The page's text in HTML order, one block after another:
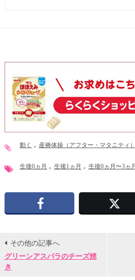
動く 産褥体操（アフター・マタニティ）
生後0ヵ月 生後1ヵ月 生後0ヵ月〜3ヵ月
その他の記事へ
グリーンアスパラのチーズ焼
き